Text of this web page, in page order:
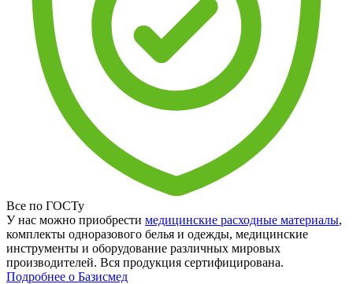
Все по ГОСТу
У нас можно приобрести медицинские расходные материалы,
комплекты одноразового белья и одежды, медицинские
инструменты и оборудование различных мировых
производителей. Вся продукция сертифицирована.
Подробнее о Базисмед